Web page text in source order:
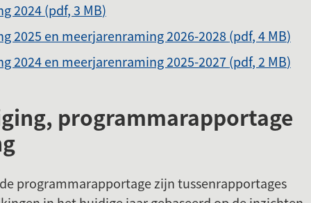
2024(pdf, 3 MB)
2025 en meerjarenraming 2026-2028(pdf, 4 MB)
2024 en meerjarenraming 2025-2027(pdf, 2 MB)
programmarapportage
programmarapportage zijn tussenrapportages